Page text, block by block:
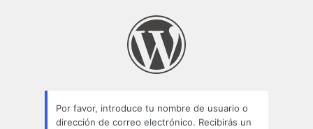
Por favor, introduce tu nombre de usuario o
dirección de correo electrónico. Recibirás un